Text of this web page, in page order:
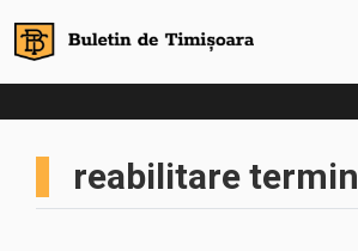
reabilitare